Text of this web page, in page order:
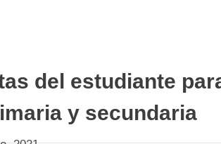
del estudiante
y secundaria